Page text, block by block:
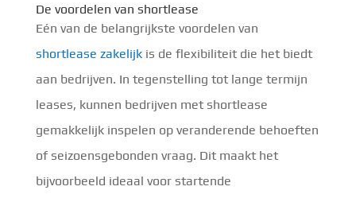
De voordelen van shortlease
Eén van de belangrijkste voordelen van
shortlease zakelijkis de flexibiliteit die het biedt
aan bedrijven. In tegenstelling tot lange termijn
leases, kunnen bedrijven met shortlease
gemakkelijk inspelen op veranderende behoeften
of seizoensgebonden vraag. Dit maakt het
bijvoorbeeld ideaal voor startende